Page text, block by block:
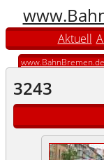
Aktuell
www.BahnBremen.de
3243